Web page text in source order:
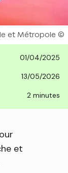
et Métropole
01/04/2025
13/05/2026
2 minutes
et